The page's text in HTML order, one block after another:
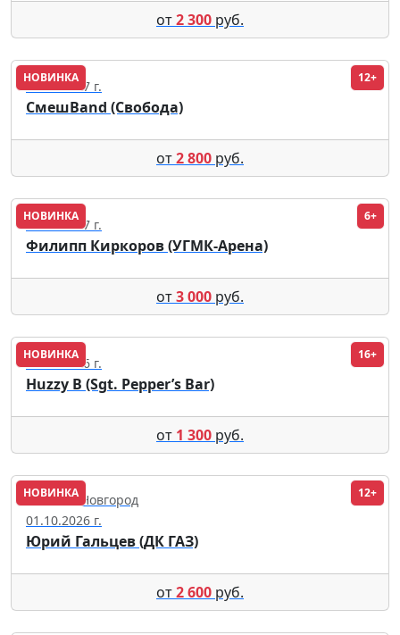
от2 300 руб.
НОВИНКА 12+
01.04.2027 г.
СмешBand (Свобода)
от2 800 руб.
НОВИНКА 6+
05.01.2027 г.
Филипп Киркоров (УГМК-Арена)
от3 000 руб.
НОВИНКА 16+
12.09.2026 г.
Huzzy B (Sgt. Pepper’s Bar)
от 1 300 руб.
НОВИНКА 12+
Нижний Новгород
01.10.2026 г.
Юрий Гальцев (ДК ГАЗ)
от2 600 руб.